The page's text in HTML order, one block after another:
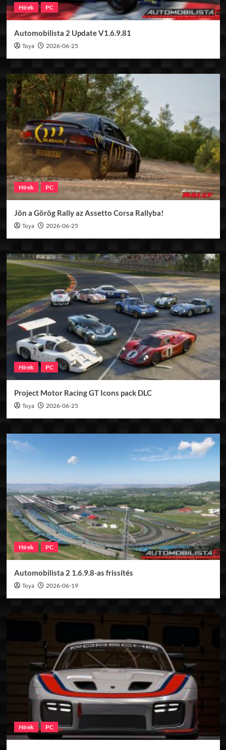
Hírek PC
Automobilista 2 Update V1.6.9.81
Toya 2026-06-25
Hírek PC
Jön a Görög Rally az Assetto Corsa Rallyba!
Toya 2026-06-25
Hírek PC
Project Motor Racing GT Icons pack DLC
Toya 2026-06-25
Hírek PC
Automobilista 2 1.6.9.8-as frissítés
Toya 2026-06-19
Hírek PC